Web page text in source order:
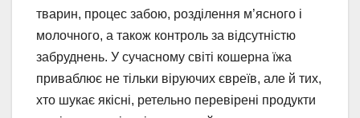
тварин, процес забою, розділення м’ясного і
молочного, а також контроль за відсутністю
забруднень. У сучасному світі кошерна їжа
приваблює не тільки віруючих євреїв, але й тих,
хто шукає якісні, ретельно перевірені продукти